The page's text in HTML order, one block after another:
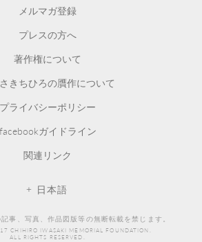
メルマガ登録
プレスの方へ
著作権について
きちひろの贋作について
プライバシーポリシー
facebookガイドライン
関連リンク
日本語
事、写真、作品図版等の無断転載を禁じます。
CHIHIRO IWASAKI MEMORIAL FOUNDATION.
ALL RIGHTS RESERVED.